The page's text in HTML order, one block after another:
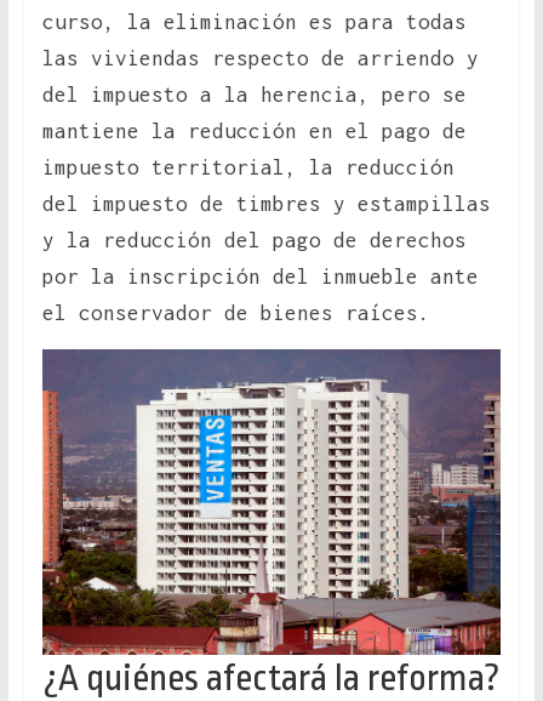
curso, la eliminación es para todas
las viviendas respecto de arriendo y
del impuesto a la herencia, pero se
mantiene la reducción en el pago de
impuesto territorial, la reducción
del impuesto de timbres y estampillas
y la reducción del pago de derechos
por la inscripción del inmueble ante
el conservador de bienes raíces.
¿A quiénes afectará la reforma?